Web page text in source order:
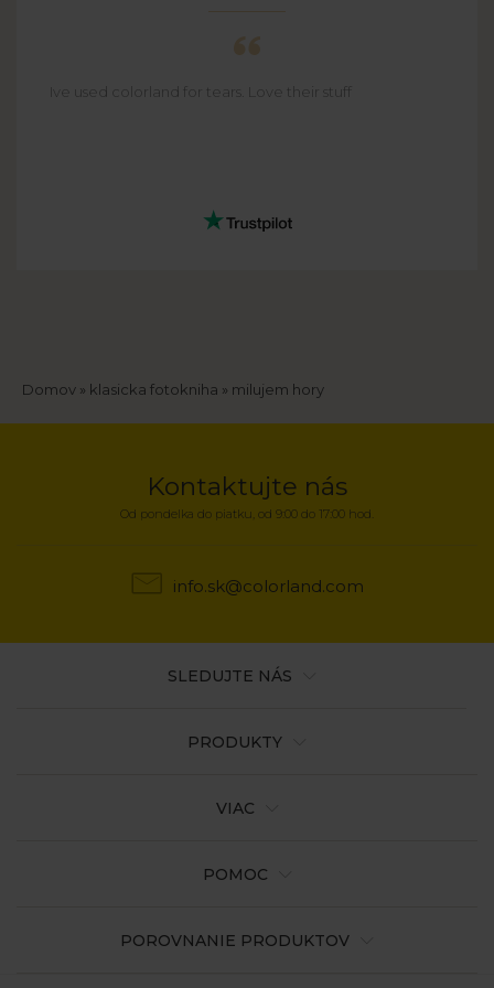
Ive used colorland for tears. Love their stuff
Breadcrumb
Domov klasicka fotokniha milujem hory
Kontaktujte nás
Od pondelka do piatku, od 9:00 do 17:00 hod.
info.sk@colorland.com
PRODUKTY
VIAC
POMOC
POROVNANIE PRODUKTOV
SLEDUJTE NÁS